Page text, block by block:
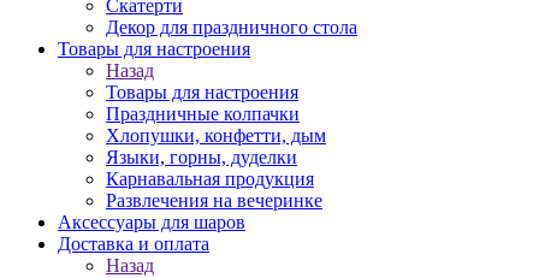
Скатерти
Декор для праздничного стола
Товары для настроения
Назад
Товары для настроения
Праздничные колпачки
Хлопушки, конфетти, дым
Языки, горны, дуделки
Карнавальная продукция
Развлечения на вечеринке
Аксессуары для шаров
Доставка и оплата
Назад